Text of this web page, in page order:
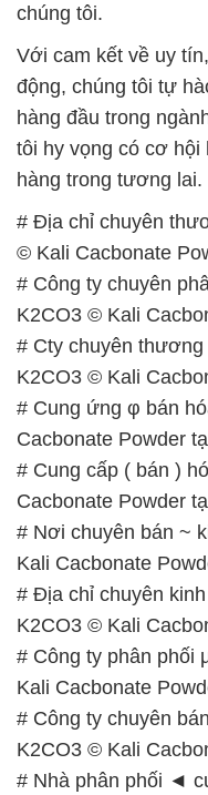
chúng tôi.
Với cam kết về uy
động, chúng tôi tự
hàng đầu trong
tôi hy vọng có cơ hội
hàng trong tương lai.
# Địa chỉ chuyên
© Kali Cacbonate
# Công ty chuyên
K2CO3 © Kali
# Cty chuyên
K2CO3 © Kali
# Cung ứng φ bán
Cacbonate Powder
# Cung cấp ( bán )
Cacbonate Powder
# Nơi chuyên bán ~
Kali Cacbonate
# Địa chỉ chuyên
K2CO3 © Kali
# Công ty phân phối
Kali Cacbonate
# Công ty chuyên
K2CO3 © Kali
# Nhà phân phối ◄